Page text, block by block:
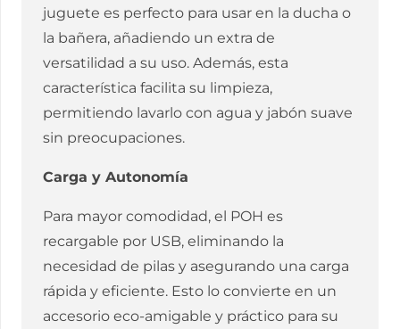
juguete es perfecto para usar en la ducha o
la bañera, añadiendo un extra de
versatilidad a su uso. Además, esta
característica facilita su limpieza,
permitiendo lavarlo con agua y jabón suave
sin preocupaciones.
Carga y Autonomía
Para mayor comodidad, el POH es
recargable por USB, eliminando la
necesidad de pilas y asegurando una carga
rápida y eficiente. Esto lo convierte en un
accesorio eco-amigable y práctico para su